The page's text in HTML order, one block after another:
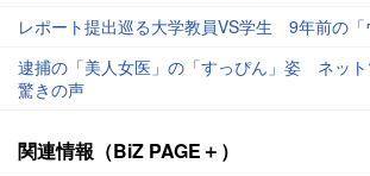
レポート提出巡る大学教員VS学生 9年前の「
逮捕の「美人女医」の「すっぴん」姿 ネット
驚きの声
関連情報（BiZ PAGE＋）